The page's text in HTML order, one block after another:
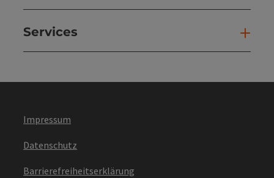
Services
Impressum
Datenschutz
Barrierefreiheitserklärung